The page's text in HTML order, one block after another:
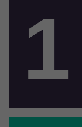
1